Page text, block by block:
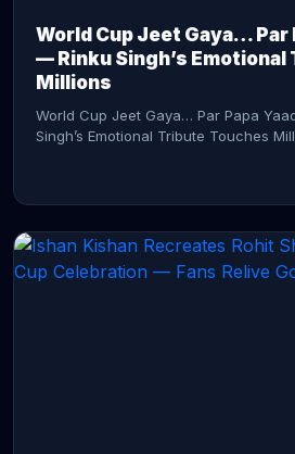
World Cup Jeet Gaya… Par
— Rinku Singh’s
Millions
World Cup Jeet Gaya… Par Papa
Singh’s Emotional Tribute Touches